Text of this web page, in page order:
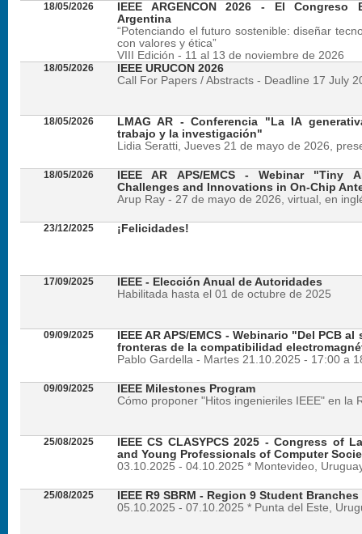
18/05/2026
IEEE ARGENCON 2026 - El
Argentina
“Potenciando el futuro sostenible: diseñar
con valores y ética”
VIII Edición - 11 al 13 de noviembre de 2026
18/05/2026
IEEE URUCON 2026
Call For Papers / Abstracts - Deadline 17 July
18/05/2026
LMAG AR - Conferencia "La IA
trabajo y la investigación"
Lidia Seratti, Jueves 21 de mayo de 2026,
18/05/2026
IEEE AR APS/EMCS - Webinar "Tiny
Challenges and Innovations in On-Chip
Arup Ray - 27 de mayo de 2026, virtual, en
23/12/2025 ¡Felicidades!
17/09/2025
IEEE - Elección Anual de Autoridades
Habilitada hasta el 01 de octubre de 2025
09/09/2025
IEEE AR APS/EMCS - Webinario "Del PCB
fronteras de la compatibilidad
Pablo Gardella - Martes 21.10.2025 - 17:00 a
09/09/2025
IEEE Milestones Program
Cómo proponer "Hitos ingenieriles IEEE" en la
25/08/2025
IEEE CS CLASYPCS 2025 - Congress of
and Young Professionals of Computer
03.10.2025 - 04.10.2025 * Montevideo,
25/08/2025
IEEE R9 SBRM - Region 9 Student
05.10.2025 - 07.10.2025 * Punta del Este,